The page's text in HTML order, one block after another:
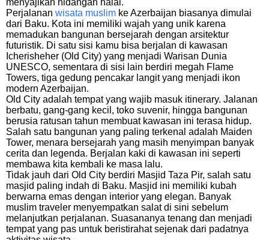
menyajikan hidangan halal.
Perjalanan wisata muslim ke Azerbaijan biasanya dimulai
dari Baku. Kota ini memiliki wajah yang unik karena
memadukan bangunan bersejarah dengan arsitektur
futuristik. Di satu sisi kamu bisa berjalan di kawasan
Icherisheher (Old City) yang menjadi Warisan Dunia
UNESCO, sementara di sisi lain berdiri megah Flame
Towers, tiga gedung pencakar langit yang menjadi ikon
modern Azerbaijan.
Old City adalah tempat yang wajib masuk itinerary. Jalanan
berbatu, gang-gang kecil, toko suvenir, hingga bangunan
berusia ratusan tahun membuat kawasan ini terasa hidup.
Salah satu bangunan yang paling terkenal adalah Maiden
Tower, menara bersejarah yang masih menyimpan banyak
cerita dan legenda. Berjalan kaki di kawasan ini seperti
membawa kita kembali ke masa lalu.
Tidak jauh dari Old City berdiri Masjid Taza Pir, salah satu
masjid paling indah di Baku. Masjid ini memiliki kubah
berwarna emas dengan interior yang elegan. Banyak
muslim traveler menyempatkan salat di sini sebelum
melanjutkan perjalanan. Suasananya tenang dan menjadi
tempat yang pas untuk beristirahat sejenak dari padatnya